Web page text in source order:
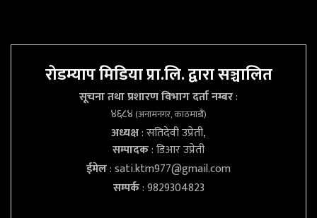
रोडम्याप मिडिया प्रा.लि. द्वारा सञ्चालित
सूचना तथा प्रशारण विभाग दर्ता नम्बर:
४६८४(अनामनगर, काठमाडौं)
अध्यक्ष: सतिदेवी उप्रेती,
सम्पादक: डिआर उप्रेती
ईमेल:sati.ktm977@gmail.com
सम्पर्क: 9829304823